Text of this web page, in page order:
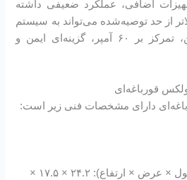
اضافی، عملکرد ضعیفی داشته
از حد توصیه‌شده می‌تواند به سیستم
شارژ آسیب بزند. بنابراین، تمرکز بر ۶۰ آمپر، گزینه‌ای ایمن و
قورباغه‌ای
دارای مشخصات فنی زیر است:
حداکثر فضا برای باتری (طول × عرض × ارتفاع): ۲۴.۲ × ۱۷.۵ ×